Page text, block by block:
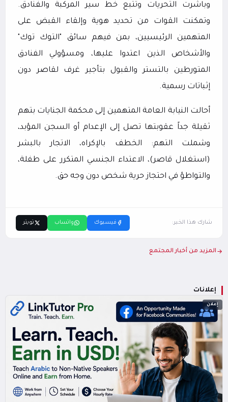
إعلانات
إعلان
وباشرت التحريات وتتبع خط سير المركبة والفنادق.
وتمكنت القوات من تحديد هوية وإلقاء القبض على
المتهمين الرئيسيين، بمن فيهم سائق "التوك توك"
والأشخاص الذين اعتدوا عليها، ومسؤولي الفنادق
المتورطين بالتستر والقبول بتأجير غرف لقاصر دون
إثباتات رسمية.
أحالت النيابة العامة المتهمين إلى محكمة الجنايات بتهم
ثقيلة جداً عقوبتها تصل إلى الإعدام أو السجن المؤبد،
وشملت التهم: الخطف بالإكراه، الاتجار بالبشر
(استغلال قاصر)، الاعتداء الجنسي المتكرر على طفلة،
والتواطؤ في احتجاز حرية شخص دون وجه حق.
شارك هذا الخبر: فيسبوك واتساب تويتر
المزيد من أخبار المجتمع